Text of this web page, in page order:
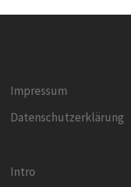
Impressum
Datenschutzerklärung
Intro